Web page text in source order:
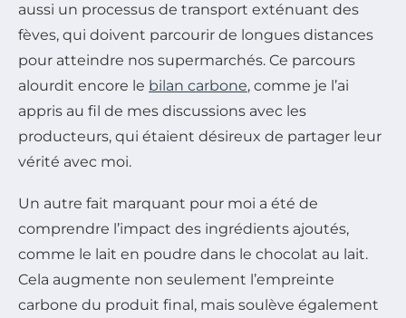
aussi un processus de transport exténuant des
fèves, qui doivent parcourir de longues distances
pour atteindre nos supermarchés. Ce parcours
alourdit encore le bilan carbone, comme je l’ai
appris au fil de mes discussions avec les
producteurs, qui étaient désireux de partager leur
vérité avec moi.
Un autre fait marquant pour moi a été de
comprendre l’impact des ingrédients ajoutés,
comme le lait en poudre dans le chocolat au lait.
Cela augmente non seulement l’empreinte
carbone du produit final, mais soulève également